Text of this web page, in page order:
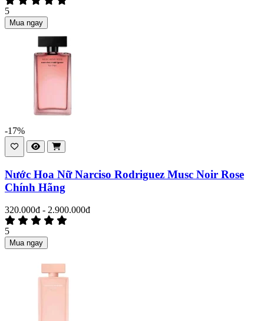
5
Mua ngay
-17%
Nước Hoa Nữ Narciso Rodriguez Musc Noir Rose
Chính Hãng
320.000đ - 2.900.000đ
5
Mua ngay